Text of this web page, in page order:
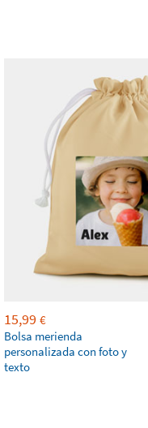
15,99 €
Bolsa merienda
personalizada con foto y
texto